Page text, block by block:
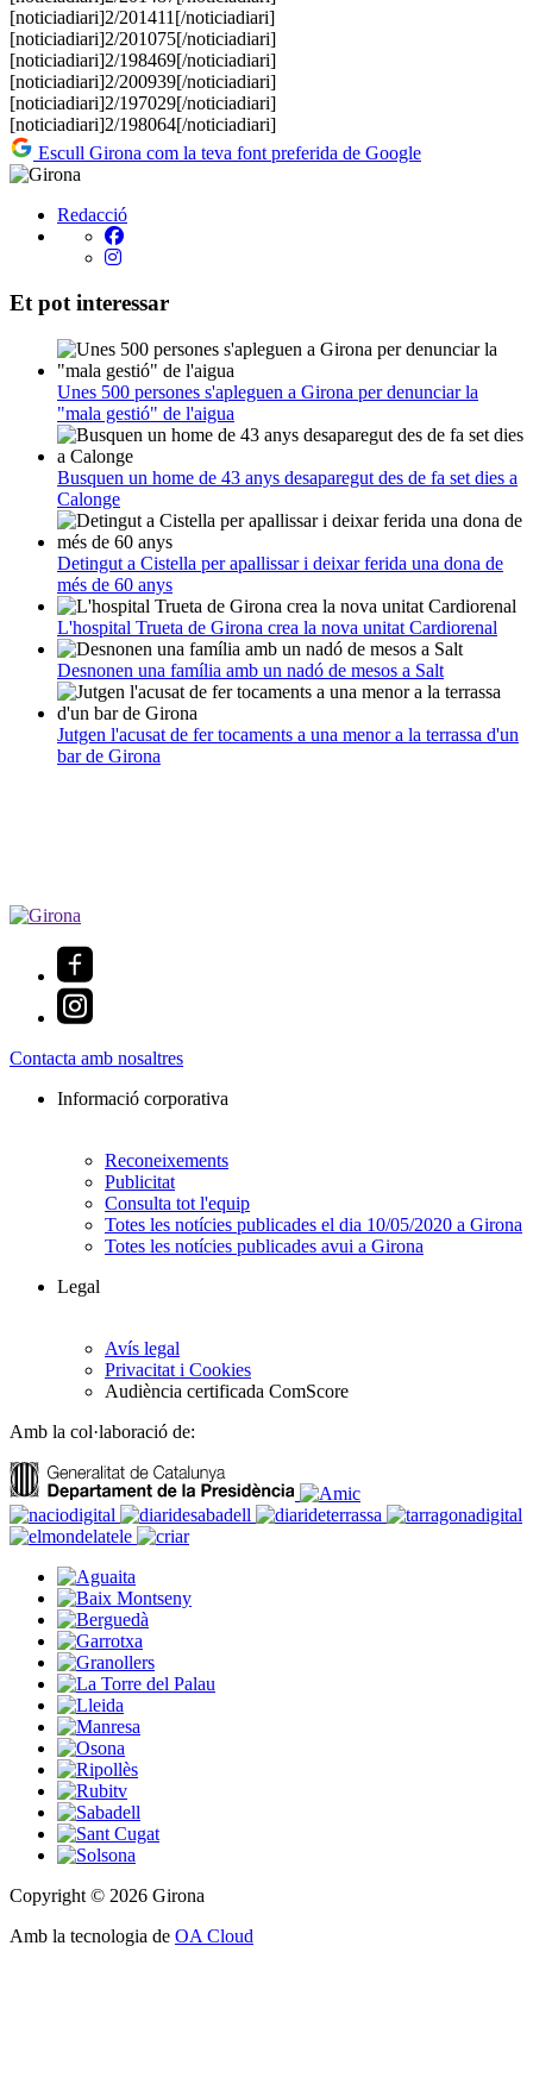
[noticiadiari]2/201411[/noticiadiari]
[noticiadiari]2/201075[/noticiadiari]
[noticiadiari]2/198469[/noticiadiari]
[noticiadiari]2/200939[/noticiadiari]
[noticiadiari]2/197029[/noticiadiari]
[noticiadiari]2/198064[/noticiadiari]
Escull Girona com la teva font preferida de Google
Redacció
Et pot interessar
Unes 500 persones s'apleguen a Girona per denunciar la
"mala gestió" de l'aigua
Busquen un home de 43 anys desaparegut des de fa set dies a
Calonge
Detingut a Cistella per apallissar i deixar ferida una dona de
més de 60 anys
L'hospital Trueta de Girona crea la nova unitat Cardiorenal
Desnonen una família amb un nadó de mesos a Salt
Jutgen l'acusat de fer tocaments a una menor a la terrassa d'un
bar de Girona
Contacta amb nosaltres
Informació corporativa
Reconeixements
Publicitat
Consulta tot l'equip
Totes les notícies publicades el dia 10/05/2020 a Girona
Totes les notícies publicades avui a Girona
Legal
Avís legal
Privacitat i Cookies
Audiència certificada ComScore
Amb la col·laboració de:
Copyright © 2026 Girona
Amb la tecnologia de OA Cloud